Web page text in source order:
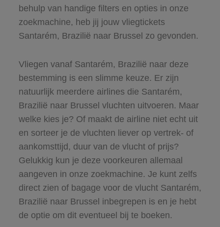
behulp van handige filters en opties in onze
zoekmachine, heb jij jouw vliegtickets
Santarém, Brazilië naar Brussel zo gevonden.
Vliegen vanaf Santarém, Brazilië naar deze
bestemming is een slimme keuze. Er zijn
natuurlijk meerdere airlines die Santarém,
Brazilië naar Brussel vluchten uitvoeren. Maar
welke kies je? Of maakt de airline niet echt uit
en sorteer je de vluchten liever op vertrek- of
aankomsttijd, duur van de vlucht of prijs?
Gelukkig kun je deze voorkeuren allemaal
aangeven in onze zoekmachine. Je kunt zelfs
direct zien of bagage voor de vlucht Santarém,
Brazilië naar Brussel inbegrepen is en je hebt
de optie om dit eventueel bij te boeken.